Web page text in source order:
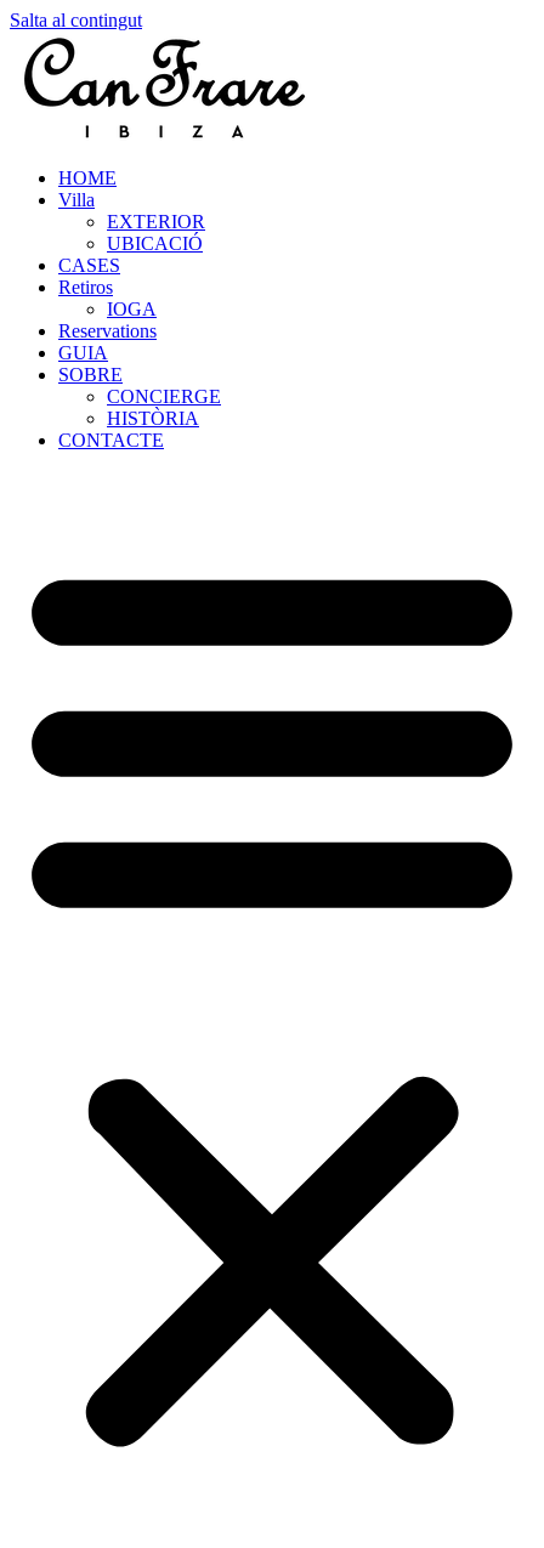
Salta al contingut
HOME
Villa
EXTERIOR
UBICACIÓ
CASES
Retiros
IOGA
Reservations
GUIA
SOBRE
CONCIERGE
HISTÒRIA
CONTACTE